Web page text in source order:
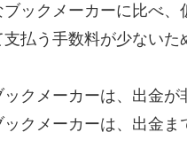
ックメーカーに比べ、
払う手数料が少ないた
クメーカーは、出金
クメーカーは、出金